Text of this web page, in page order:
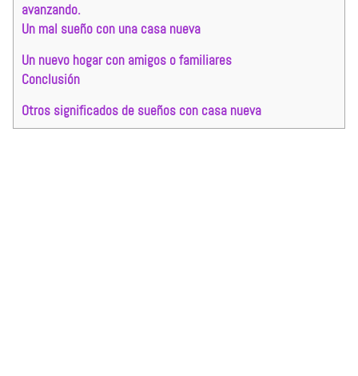
avanzando.
Un mal sueño con una casa nueva
Un nuevo hogar con amigos o familiares
Conclusión
Otros significados de sueños con casa nueva